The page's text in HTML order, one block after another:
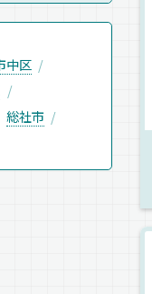
中区
総社市